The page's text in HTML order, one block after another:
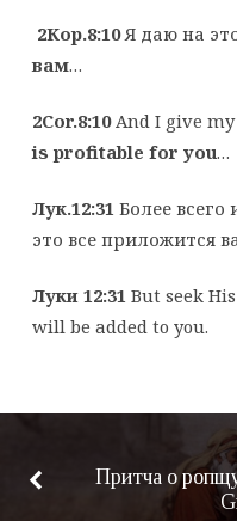
2Кор.8:10Я даю на
вам…
2Cor.8:10And I give
is profitable for you…
Лук.12:31 Более
это все приложится
Луки 12:31 But seek
will be added to you.
Притча о